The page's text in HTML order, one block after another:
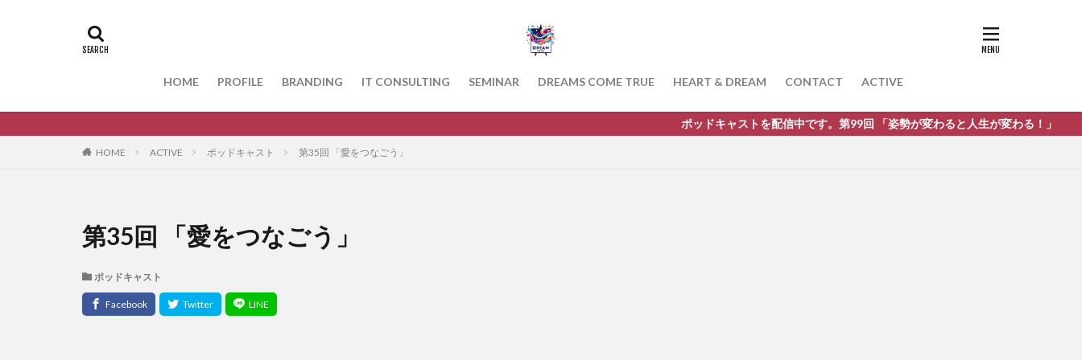
HOME PROFILE BRANDING IT CONSULTING SEMINAR DREAMS COME TRUE HEART & DREAM CONTACT ACTIVE
ポッドキャストを配信中です。第99回 「姿勢が変わると人生が変わる！」
HOME ACTIVE ポッドキャスト 第35回 「愛をつなごう」
第35回 「愛をつなごう」
ポッドキャスト